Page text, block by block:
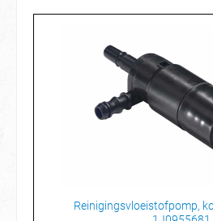
Reinigingsvloeistofpomp,